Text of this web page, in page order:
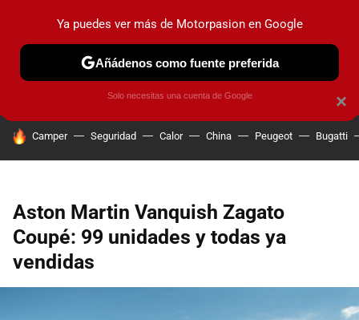
PRUEBAS COCHES ELÉCTRICOS OBSERVATORIO
HOY SE HABLA DE
Camper Seguridad Calor China Peugeot Bugatti
Aston Martin Vanquish Zagato
Coupé: 99 unidades y todas ya
vendidas
×
Ya puedes ver más de Motorpasion en Google
Añádenos como fuente preferida
Solo necesitas una cuenta de Google